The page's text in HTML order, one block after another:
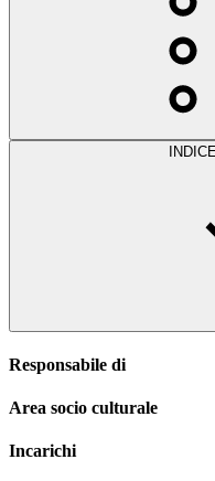
Responsabile di
Area socio culturale
Incarichi